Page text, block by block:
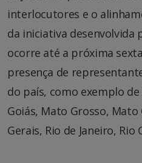
interlocutores e o
da iniciativa desenvolvida
ocorre até a próxima
presença de
do país, como exemplo de
Goiás, Mato Grosso, Mato
Gerais, Rio de Janeiro,